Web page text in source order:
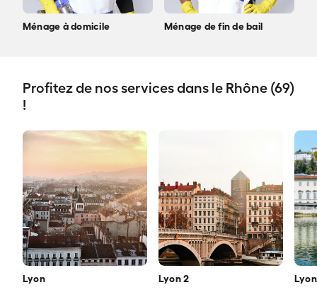
Ménage à domicile Ménage de fin de bail
Profitez de nos services dans le Rhône (69)
!
Lyon Lyon 2